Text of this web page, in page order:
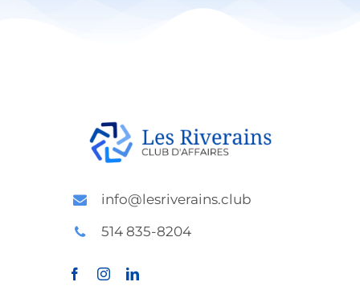
info@lesriverains.club
514 835-8204